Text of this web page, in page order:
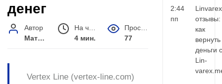
денег
Автор
Матвей Иванов
4 мин.
77
Vertex Line (vertex-line.com)
2:44
пп
Linvarex
отзывы:
как
вернуть
деньги с
Lin-